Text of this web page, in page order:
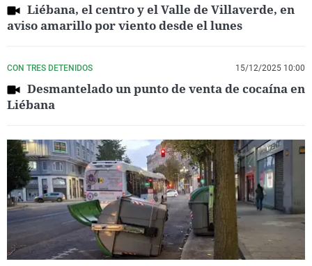
Liébana, el centro y el Valle de Villaverde, en
aviso amarillo por viento desde el lunes
CON TRES DETENIDOS 15/12/2025 10:00
Desmantelado un punto de venta de cocaína en
Liébana